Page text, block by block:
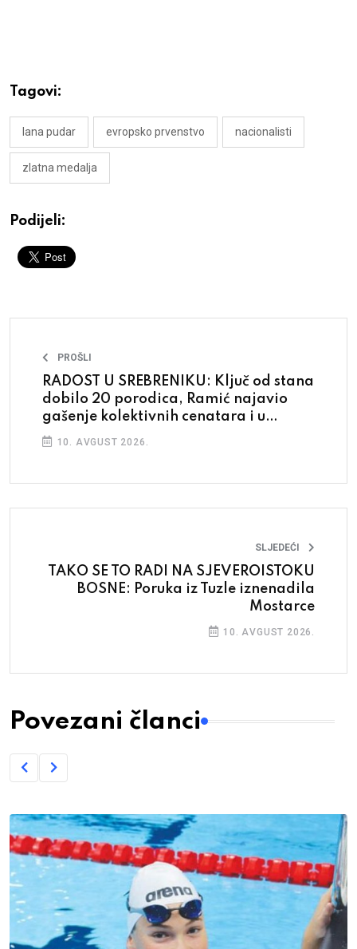
Tagovi:
lana pudar evropsko prvenstvo nacionalisti
zlatna medalja
Podijeli:
PROŠLI
RADOST U SREBRENIKU: Ključ od stana
dobilo 20 porodica, Ramić najavio
gašenje kolektivnih cenatara i u
drugim gradovima
10. AVGUST 2026.
SLJEDEĆI
TAKO SE TO RADI NA SJEVEROISTOKU
BOSNE: Poruka iz Tuzle iznenadila
Mostarce
10. AVGUST 2026.
Povezani članci